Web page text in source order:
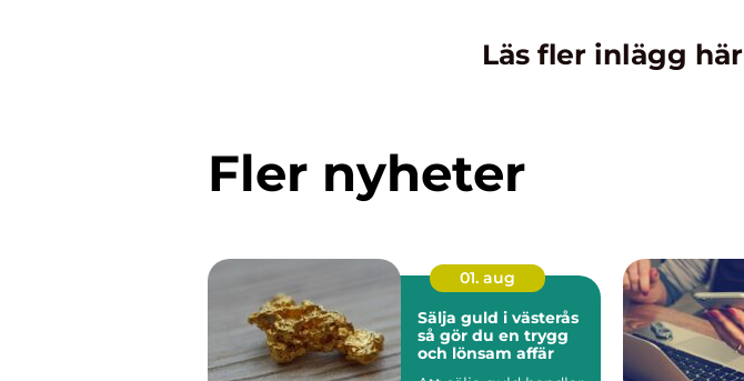
Läs fler inlägg här
Fler nyheter
01. aug
Sälja guld i västerås
så gör du en trygg
och lönsam affär